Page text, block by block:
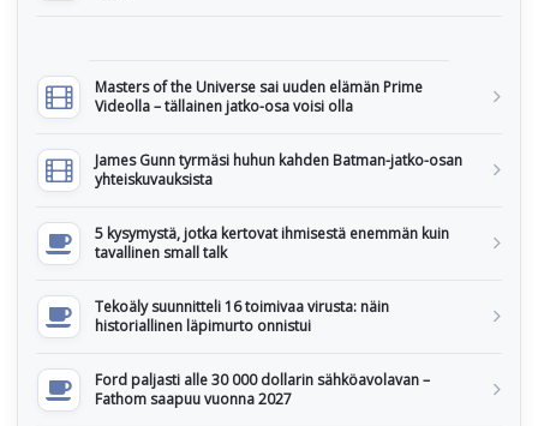
Masters of the Universe sai uuden elämän Prime
Videolla – tällainen jatko-osa voisi olla
James Gunn tyrmäsi huhun kahden Batman-jatko-osan
yhteiskuvauksista
5 kysymystä, jotka kertovat ihmisestä enemmän kuin
tavallinen small talk
Tekoäly suunnitteli 16 toimivaa virusta: näin
historiallinen läpimurto onnistui
Ford paljasti alle 30 000 dollarin sähköavolavan –
Fathom saapuu vuonna 2027